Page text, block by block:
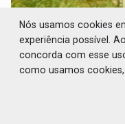
Nós usamos cookies
experiência possível.
concorda com esse
como usamos